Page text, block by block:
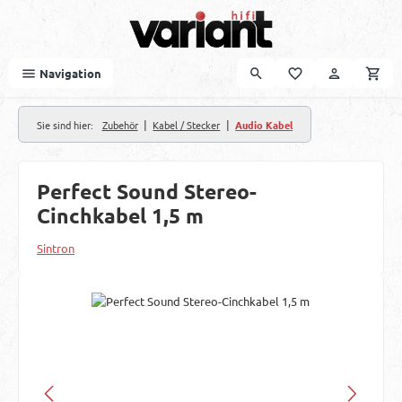
Navigation
Sie sind hier: Zubehör | Kabel / Stecker | Audio Kabel
Perfect Sound Stereo-
Cinchkabel 1,5 m
Sintron
Bildergalerie überspringen